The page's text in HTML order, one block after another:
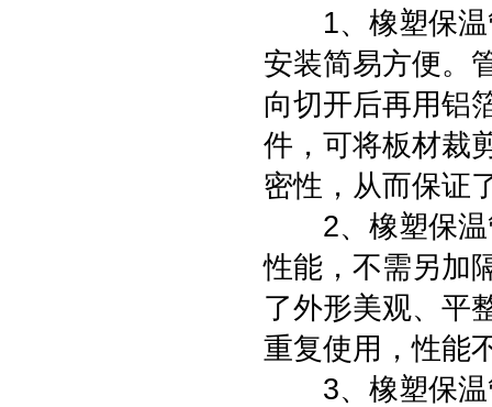
1、橡塑保温
安装简易方便。
向切开后再用铝
件，可将板材裁
密性，从而保证
2、橡塑保温
性能，不需另加
了外形美观、平
重复使用，性能
3、橡塑保温